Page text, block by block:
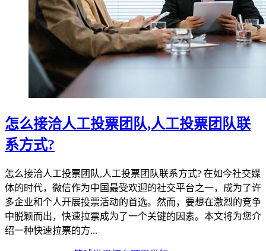
怎么接洽人工投票团队,人工投票团队联
系方式?
怎么接洽人工投票团队,人工投票团队联系方式? 在如今社交媒
体的时代，微信作为中国最受欢迎的社交平台之一，成为了许
多企业和个人开展投票活动的首选。然而，要想在激烈的竞争
中脱颖而出，快速拉票成为了一个关键的因素。本文将为您介
绍一种快速拉票的方...